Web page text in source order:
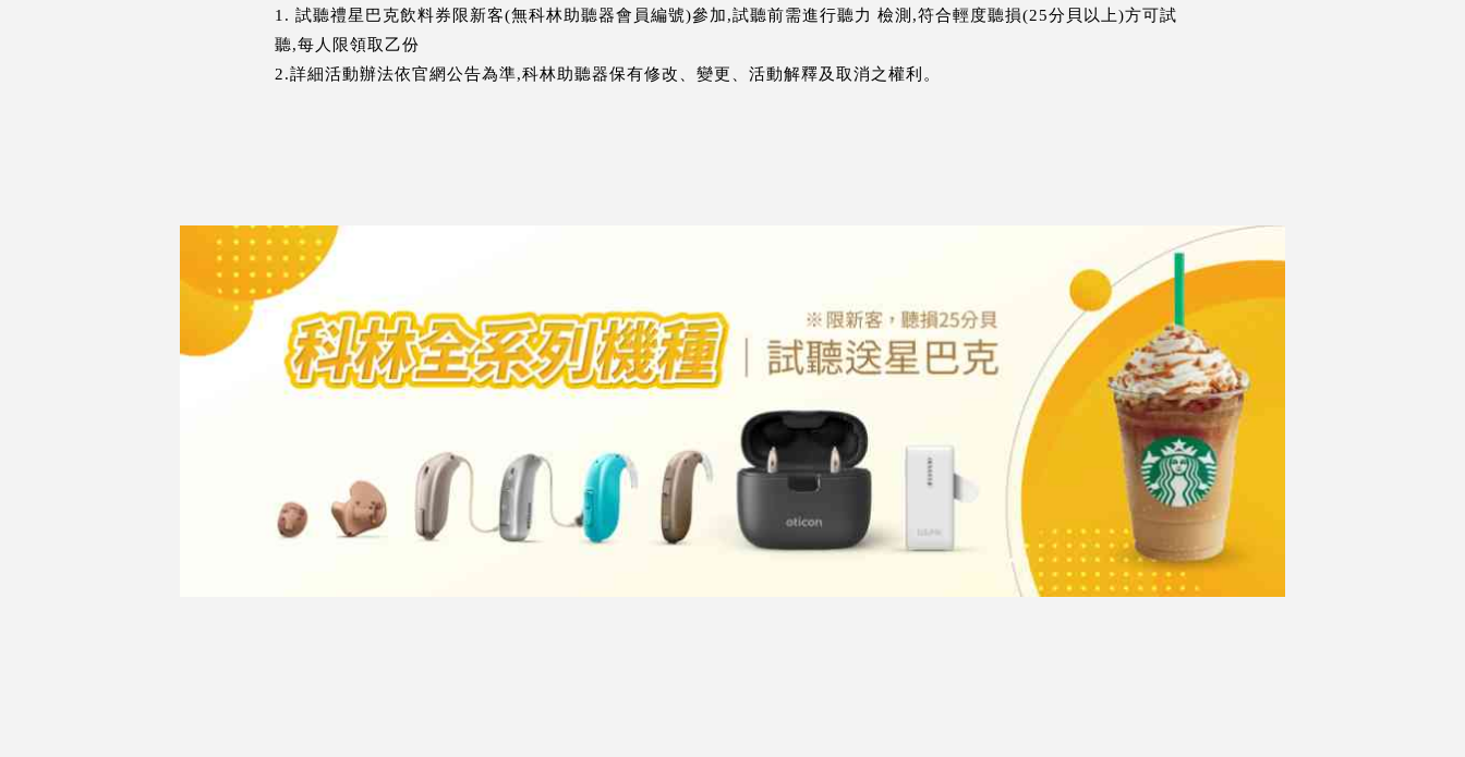
1. 試聽禮星巴克飲料券限新客(無科林助聽器會員編號)參加,試聽前需進行聽力 檢測,符合輕度聽損(25分貝以上)方可試
聽,每人限領取乙份
2.詳細活動辦法依官網公告為準,科林助聽器保有修改、變更、活動解釋及取消之權利。